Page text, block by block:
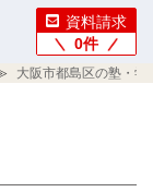
資料請求
0件
大阪市都島区の塾・学